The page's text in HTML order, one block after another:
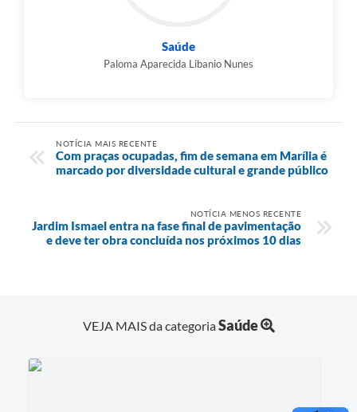
Saúde
Paloma Aparecida Libanio Nunes
NOTÍCIA MAIS RECENTE
Com praças ocupadas, fim de semana em Marília é
marcado por diversidade cultural e grande público
NOTÍCIA MENOS RECENTE
Jardim Ismael entra na fase final de pavimentação
e deve ter obra concluída nos próximos 10 dias
VEJA MAIS da categoriaSaúde